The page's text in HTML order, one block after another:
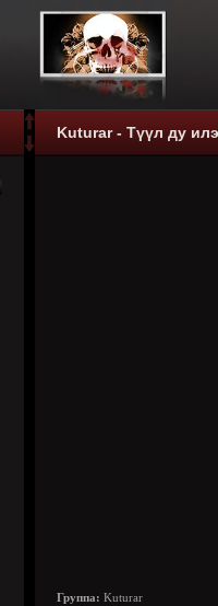
Kuturar - Түүл ду
Группа: Kuturar